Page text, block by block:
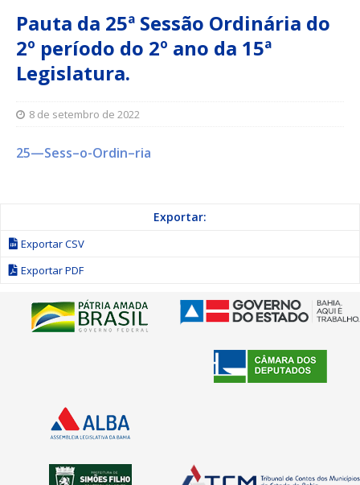
Pauta da 25ª Sessão Ordinária do
2º período do 2º ano da 15ª
Legislatura.
8 de setembro de 2022
25—Sess–o-Ordin–ria
Exportar:
Exportar CSV
Exportar PDF